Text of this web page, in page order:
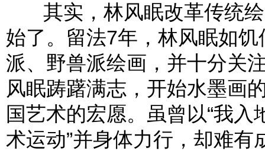
其实，林风眠改革传统绘
始了。留法7年，林风眠如
派、野兽派绘画，并十分关
风眠踌躇满志，开始水墨画
国艺术的宏愿。虽曾以“我入
术运动”并身体力行，却难